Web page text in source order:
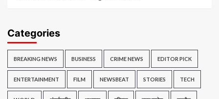
Categories
BREAKING NEWS BUSINESS CRIME NEWS EDITOR PICK
ENTERTAINMENT FILM NEWSBEAT STORIES TECH